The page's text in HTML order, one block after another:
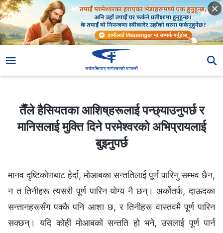
तैँले हैसियतका आशिष्‌हरूलाई पन्छ्याउनुपर्छ र
मानिसलाई मुक्ति दिने परमेश्‍वरको अभिप्रायलाई
बुझ्‍नुपर्छ
मानव दृष्टिकोणबाट हेर्दा, मोआबका सन्ततिलाई पूर्ण पारिनु सम्भव छैन,
न त तिनीहरू त्यसरी पूर्ण पारिन योग्य नै छन्। अर्कोतर्फ, दाऊदका
सन्तानहरूसँग पक्कै पनि आशा छ, र तिनीहरू वास्तवमै पूर्ण पारिन
सक्छन्। यदि कोही मोआबको सन्तति हो भने, उसलाई पूर्ण पार्न